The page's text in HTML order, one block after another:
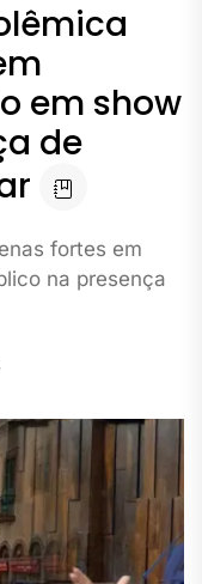
em show
de
fortes em
na presença